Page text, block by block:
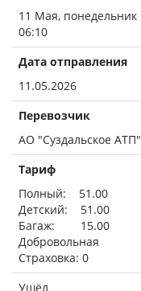
11 Мая, понедельник
06:10
Дата отправления
11.05.2026
Перевозчик
АО "Суздальское АТП"
Тариф
Полный: 51.00
Детский: 51.00
Багаж: 15.00
Добровольная
Страховка: 0
Ушёл